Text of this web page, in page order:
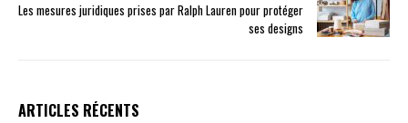
Les mesures juridiques prises par Ralph Lauren pour protéger
ses designs
ARTICLES RÉCENTS